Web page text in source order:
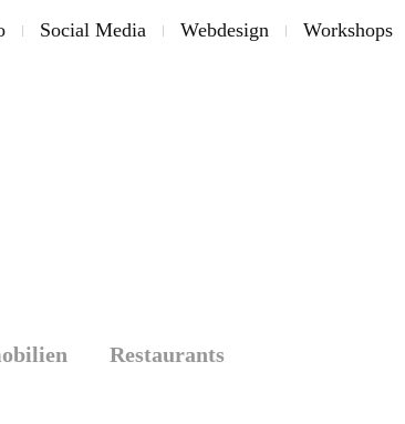
Social Media Webdesign Workshops
Restaurants